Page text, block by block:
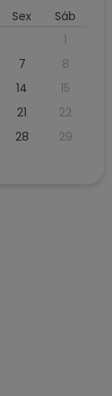
Sex
Sáb
1
7
8
14
15
21
22
28
29